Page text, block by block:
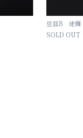
豆皿B 徒爾
SOLD OUT